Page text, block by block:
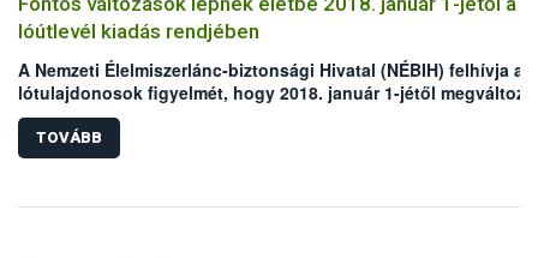
lóútlevél kiadás rendjében
A Nemzeti Élelmiszerlánc-biztonsági Hivatal (NÉBIH) felhívja a
lótulajdonosok figyelmét, hogy 2018. január 1-jétől
lóútlevelek kibocsátásának rendje. Jövő év elejétől a hatóság
kizárólag ún. „másodlat” lóútlevelet, illetve „helyettesítő
állít ki azokra az egyedekre, amelyeknél az azonosítás, illetve a
okmányokkal rendelkező lovakat automatikusan kizárják az
TOVÁBB